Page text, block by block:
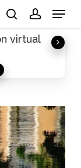
Menu
virtual